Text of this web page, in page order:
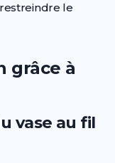
le
grâce à
vase au fil